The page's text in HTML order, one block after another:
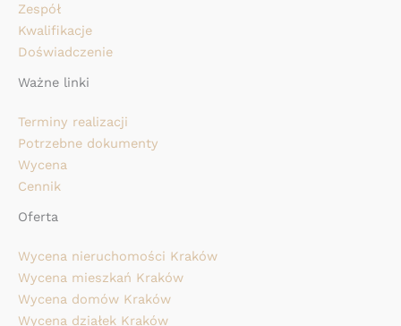
Zespół
Kwalifikacje
Doświadczenie
Ważne linki
Terminy realizacji
Potrzebne dokumenty
Wycena
Cennik
Oferta
Wycena nieruchomości Kraków
Wycena mieszkań Kraków
Wycena domów Kraków
Wycena działek Kraków